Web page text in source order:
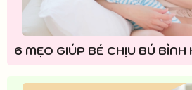
6 MẸO GIÚP BÉ CHỊU BÚ BÌNH